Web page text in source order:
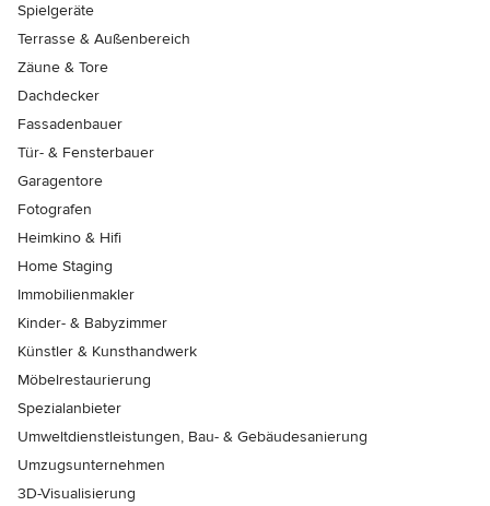
Spielgeräte
Terrasse & Außenbereich
Zäune & Tore
Dachdecker
Fassadenbauer
Tür- & Fensterbauer
Garagentore
Fotografen
Heimkino & Hifi
Home Staging
Immobilienmakler
Kinder- & Babyzimmer
Künstler & Kunsthandwerk
Möbelrestaurierung
Spezialanbieter
Umweltdienstleistungen, Bau- & Gebäudesanierung
Umzugsunternehmen
3D-Visualisierung